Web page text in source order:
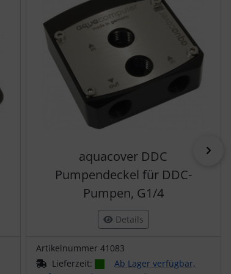
aquacover DDC
Pumpendeckel für DDC-
Pumpen, G1/4
Details
Artikelnummer 41083
Lieferzeit:
Ab Lager verfügbar,